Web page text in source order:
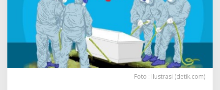
g
a
L
a
n
g
s
a
Foto : Ilustrasi (detik.com)